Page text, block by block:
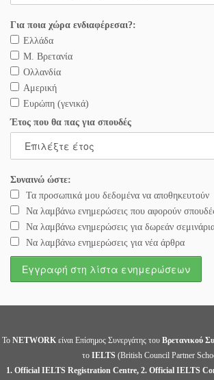
Για ποια χώρα ενδιαφέρεσαι?:
Ελλάδα
Μ. Βρετανία
Ολλανδία
Αμερική
Ευρώπη (γενικά)
Έτος που θα πας για σπουδές
Συναινώ ώστε:
Τα προσωπικά μου δεδομένα να αποθηκευτούν
Να λαμβάνω ενημερώσεις που αφορούν
Να λαμβάνω ενημερώσεις για δωρεάν
Να λαμβάνω ενημερώσεις για νέα άρθρα
Το NETWORKείναι Επίσημος Συνεργάτης του Βρετανικού
το IELTS (British Council Partner
1. Official IELTS Registration Centre, 2. Official IELTS